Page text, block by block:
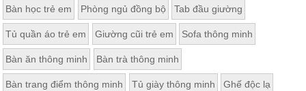
Bàn học trẻ em Phòng ngủ đồng bộ Tab đầu giường
Tủ quần áo trẻ em Giường cũi trẻ em Sofa thông minh
Bàn ăn thông minh Bàn trà thông minh
Bàn trang điểm thông minh Tủ giày thông minh Ghế độc lạ